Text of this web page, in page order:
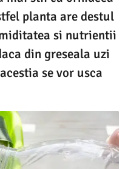
planta are destul
si nutrientii
din greseala uzi
se vor usca